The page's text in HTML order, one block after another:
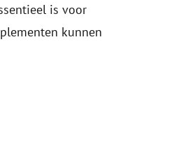
is voor
kunnen